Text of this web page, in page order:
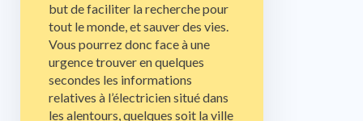
but de faciliter la recherche pour
tout le monde, et sauver des vies.
Vous pourrez donc face à une
urgence trouver en quelques
secondes les informations
relatives à l’électricien situé dans
les alentours, quelques soit la ville